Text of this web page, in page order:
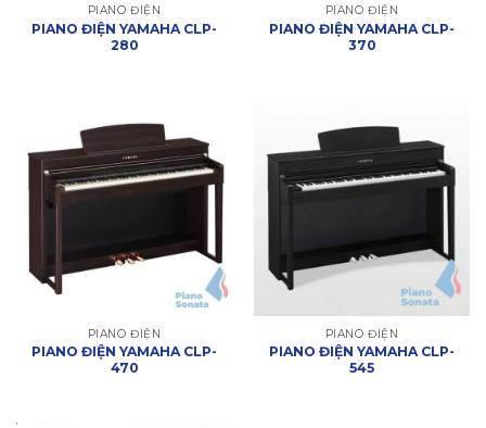
PIANO ĐIỆN
PIANO ĐIỆN YAMAHA CLP-
280
PIANO ĐIỆN
PIANO ĐIỆN YAMAHA CLP-
370
PIANO ĐIỆN
PIANO ĐIỆN YAMAHA CLP-
470
PIANO ĐIỆN
PIANO ĐIỆN YAMAHA CLP-
545